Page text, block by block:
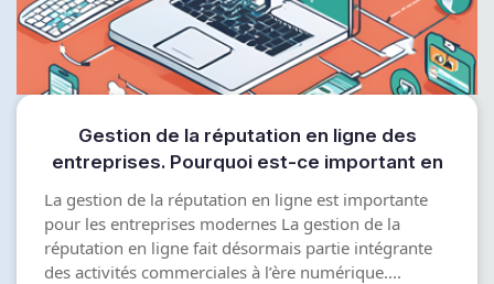
Gestion de la réputation en ligne des
entreprises. Pourquoi est-ce important en
La gestion de la réputation en ligne est importante
pour les entreprises modernes La gestion de la
réputation en ligne fait désormais partie intégrante
des activités commerciales à l’ère numérique....